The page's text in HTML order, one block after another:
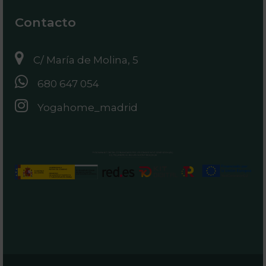
Contacto
C/ María de Molina, 5
680 647 054
Yogahome_madrid